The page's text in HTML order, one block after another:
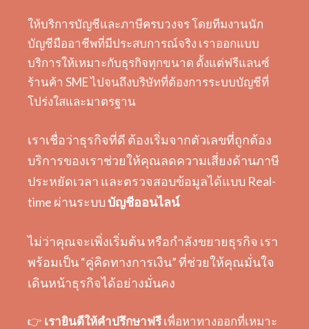
ให้บริการบัญชีและภาษีครบวงจร โดยทีมงานนัก
บัญชีมืออาชีพที่มีประสบการณ์จริง เราออกแบบ
บริการให้เหมาะกับธุรกิจทุกขนาด ตั้งแต่ฟรีแลนซ์
ร้านค้า SME ไปจนถึงบริษัทที่ต้องการระบบบัญชีที่
โปร่งใสและมาตรฐาน
เราเชื่อว่าธุรกิจที่ดี ต้องเริ่มจากตัวเลขที่ถูกต้อง
บริการของเราช่วยให้คุณลดความเสี่ยงด้านภาษี
ประหยัดเวลา และตรวจสอบข้อมูลได้แบบ Real-
time ผ่านระบบบัญชีออนไลน์
ไม่ว่าคุณจะเพิ่งเริ่มต้น หรือกำลังขยายธุรกิจ เรา
พร้อมเป็น “คู่คิดทางการเงิน” ที่ช่วยให้คุณมั่นใจ
เดินหน้าธุรกิจได้อย่างมั่นคง
👉 เรายินดีให้คำปรึกษาฟรีเพื่อหาทางออกที่เหมาะ